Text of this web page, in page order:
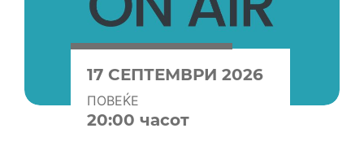
17 СЕПТЕМВРИ 2026
ПОВЕЌЕ
20:00 часот